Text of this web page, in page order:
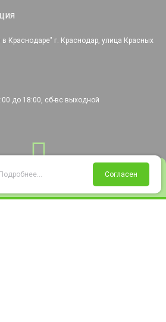
Избранное Корзина
в Краснодаре" г. Краснодар, улица Красных
до 18:00, сб-вс выходной
Подробнее... Согласен